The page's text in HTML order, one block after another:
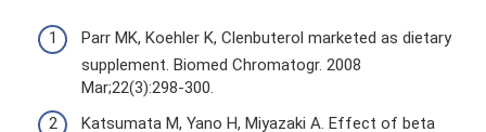
Parr MK, Koehler K, Clenbuterol marketed as dietary
supplement. Biomed Chromatogr. 2008
Mar;22(3):298-300.
Katsumata M, Yano H, Miyazaki A. Effect of beta